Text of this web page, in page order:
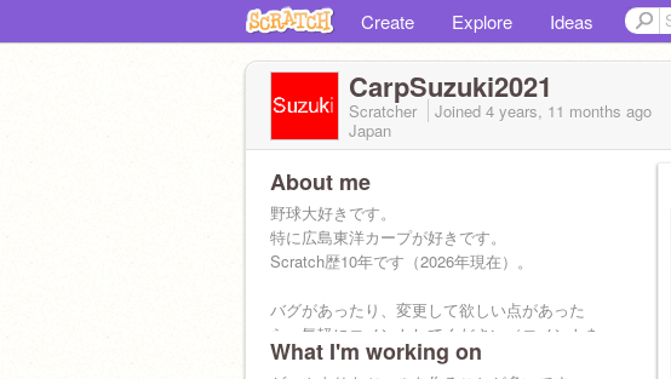
Create Explore Ideas
CarpSuzuki2021
Scratcher Joined 4 years, 11 months ago
Japan
About me
野球大好きです。
特に広島東洋カープが好きです。
Scratch歴10年です（2026年現在）。
バグがあったり、変更して欲しい点があった
ら、気軽にコメントしてください（コメントを
たくさんいただているので、返信遅れるかもし
What I'm working on